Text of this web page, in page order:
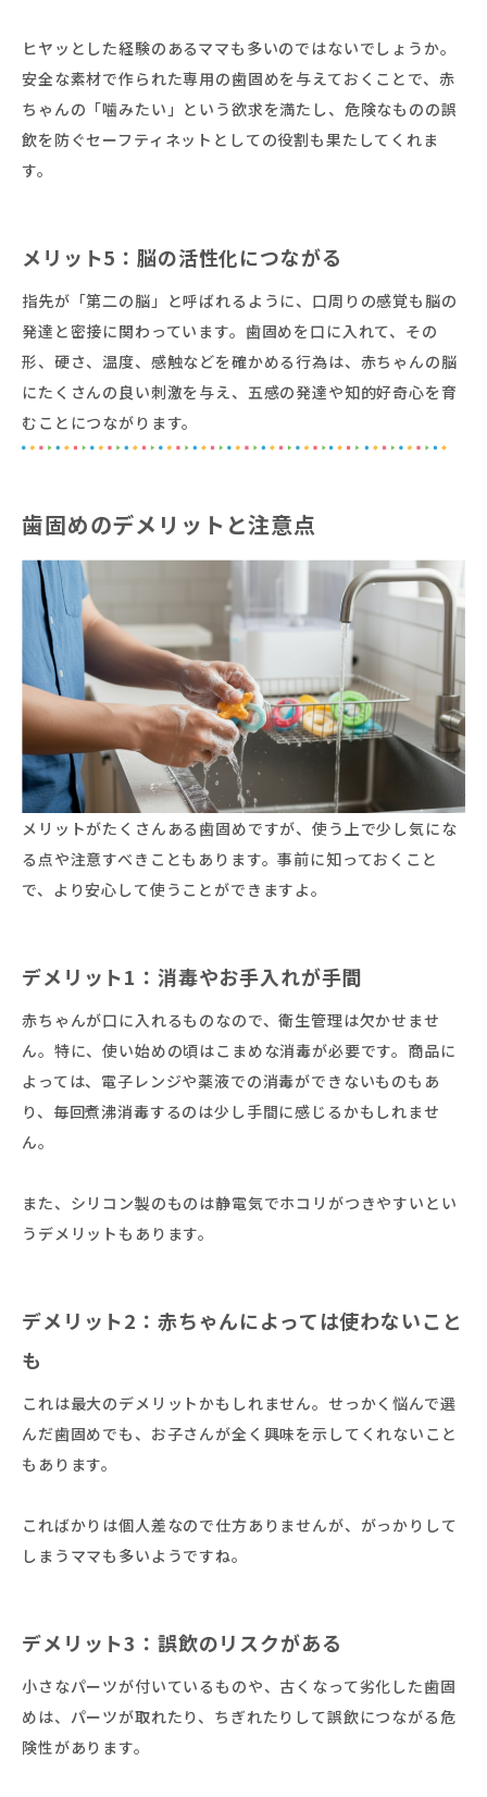
ヒヤッとした経験のあるママも多いのではないでしょうか。
安全な素材で作られた専用の歯固めを与えておくことで、赤
ちゃんの「噛みたい」という欲求を満たし、危険なものの誤
飲を防ぐセーフティネットとしての役割も果たしてくれま
す。
メリット5：脳の活性化につながる
指先が「第二の脳」と呼ばれるように、口周りの感覚も脳の
発達と密接に関わっています。歯固めを口に入れて、その
形、硬さ、温度、感触などを確かめる行為は、赤ちゃんの脳
にたくさんの良い刺激を与え、五感の発達や知的好奇心を育
むことにつながります。
歯固めのデメリットと注意点
メリットがたくさんある歯固めですが、使う上で少し気にな
る点や注意すべきこともあります。事前に知っておくこと
で、より安心して使うことができますよ。
デメリット1：消毒やお手入れが手間
赤ちゃんが口に入れるものなので、衛生管理は欠かせませ
ん。特に、使い始めの頃はこまめな消毒が必要です。商品に
よっては、電子レンジや薬液での消毒ができないものもあ
り、毎回煮沸消毒するのは少し手間に感じるかもしれませ
ん。
また、シリコン製のものは静電気でホコリがつきやすいとい
うデメリットもあります。
デメリット2：赤ちゃんによっては使わないこと
も
これは最大のデメリットかもしれません。せっかく悩んで選
んだ歯固めでも、お子さんが全く興味を示してくれないこと
もあります。
こればかりは個人差なので仕方ありませんが、がっかりして
しまうママも多いようですね。
デメリット3：誤飲のリスクがある
小さなパーツが付いているものや、古くなって劣化した歯固
めは、パーツが取れたり、ちぎれたりして誤飲につながる危
険性があります。